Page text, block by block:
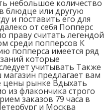
небольшое количество
блюдце или другую
и поставить его для
от себя Попперс
праву считать легендой
среди попперсов К
попперса имеется ряд
которые
учитывать Также
предлагает вам
цены рынке Вдыхать
из флакончика строго
заказов 79 часа в
и Москва